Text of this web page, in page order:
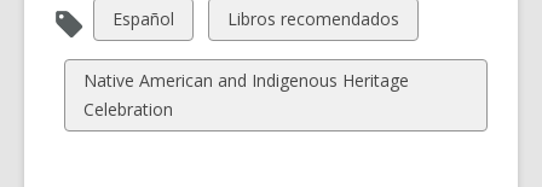
View
all
cards
in
Español
View
all
cards
Libros recomendados
View
all
cards
Native American and Indigenous Heritage
Celebration